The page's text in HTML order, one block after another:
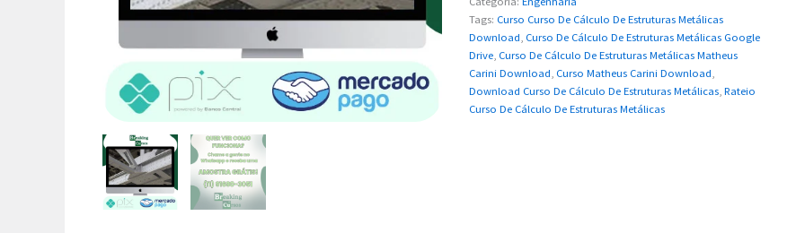
Tags: Curso Curso De Cálculo De Estruturas Metálicas
Download, Curso De Cálculo De Estruturas Metálicas Google
Drive, Curso De Cálculo De Estruturas Metálicas Matheus
Carini Download, Curso Matheus Carini Download,
Download Curso De Cálculo De Estruturas Metálicas,Rateio
Curso De Cálculo De Estruturas Metálicas